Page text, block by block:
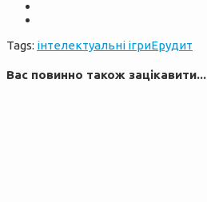
Tags: інтелектуальні ігриЕрудит
Вас повинно також зацікавити...